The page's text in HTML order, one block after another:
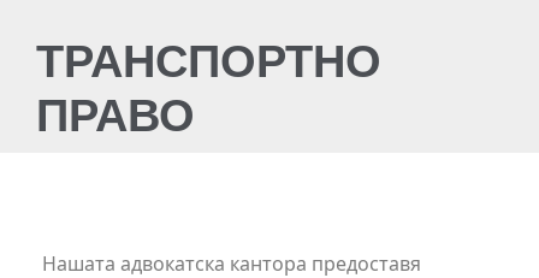
ТРАНСПОРТНО
ПРАВО
Нашата адвокатска кантора предоставя